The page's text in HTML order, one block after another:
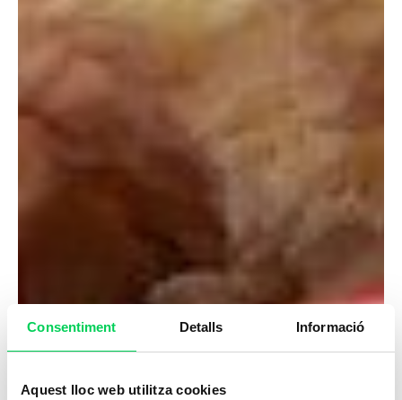
Consentiment Detalls Informació
Aquest lloc web utilitza cookies